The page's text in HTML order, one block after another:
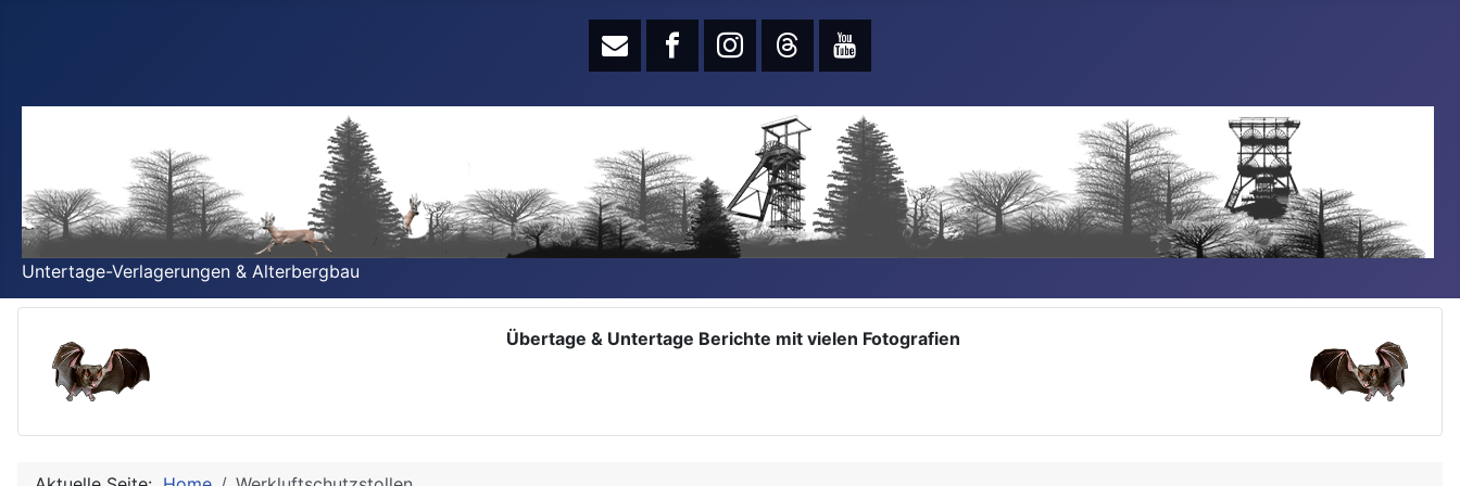
Untertage-Verlagerungen & Alterbergbau
Übertage & Untertage Berichte mit vielen Fotografien